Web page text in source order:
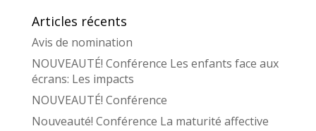
Articles récents
Avis de nomination
NOUVEAUTÉ! Conférence Les enfants face aux
écrans: Les impacts
NOUVEAUTÉ! Conférence
Nouveauté! Conférence La maturité affective